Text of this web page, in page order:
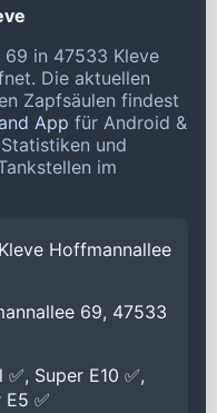
69 in 47533 Kleve
Die aktuellen
Zapfsäulen findest
App für Android &
und
im
Hoffmannallee
69, 47533
✅, Super E10 ✅,
E5 ✅